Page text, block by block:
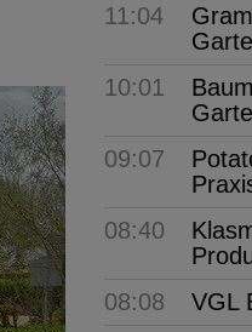
11:04
10:01
09:07
08:40
08:08
VGL